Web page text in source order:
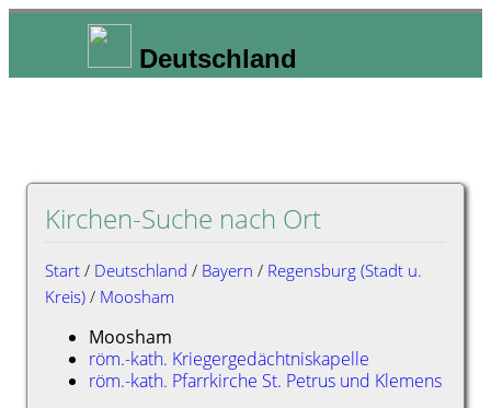
Deutschland
Kirchen-Suche nach Ort
Start / Deutschland / Bayern / Regensburg (Stadt u.
Kreis) / Moosham
Moosham
röm.-kath. Kriegergedächtniskapelle
röm.-kath. Pfarrkirche St. Petrus und Klemens